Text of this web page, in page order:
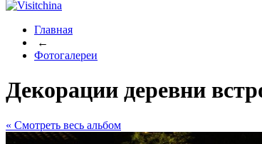
Главная
←
Фотогалереи
Декорации деревни
« Cмотреть весь альбом